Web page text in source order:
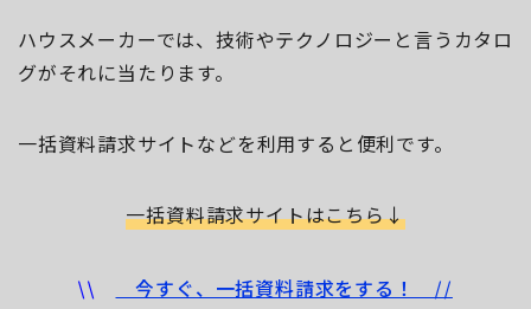
ハウスメーカーでは、技術やテクノロジーと言うカタロ
グがそれに当たります。
一括資料請求サイトなどを利用すると便利です。
一括資料請求サイトはこちら↓
\\ 今すぐ、一括資料請求をする！ //